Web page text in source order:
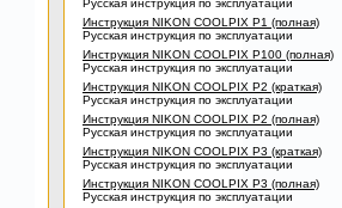
Русская инструкция по эксплуатации
Инструкция NIKON COOLPIX P1 (полная)
Русская инструкция по эксплуатации
Инструкция NIKON COOLPIX P100 (полная)
Русская инструкция по эксплуатации
Инструкция NIKON COOLPIX P2 (краткая)
Русская инструкция по эксплуатации
Инструкция NIKON COOLPIX P2 (полная)
Русская инструкция по эксплуатации
Инструкция NIKON COOLPIX P3 (краткая)
Русская инструкция по эксплуатации
Инструкция NIKON COOLPIX P3 (полная)
Русская инструкция по эксплуатации